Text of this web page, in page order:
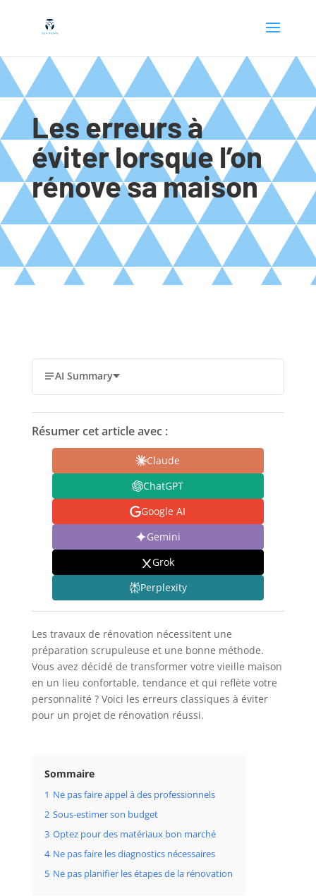
Les erreurs à
éviter lorsque l’on
rénove sa maison
AI Summary
Résumer cet article avec :
Claude
ChatGPT
Google AI
Gemini
Grok
Perplexity
Les travaux de rénovation nécessitent une
préparation scrupuleuse et une bonne méthode.
Vous avez décidé de transformer votre vieille maison
en un lieu confortable, tendance et qui reflète votre
personnalité ? Voici les erreurs classiques à éviter
pour un projet de rénovation réussi.
Sommaire
1 Ne pas faire appel à des professionnels
2 Sous-estimer son budget
3 Optez pour des matériaux bon marché
4 Ne pas faire les diagnostics nécessaires
5 Ne pas planifier les étapes de la rénovation